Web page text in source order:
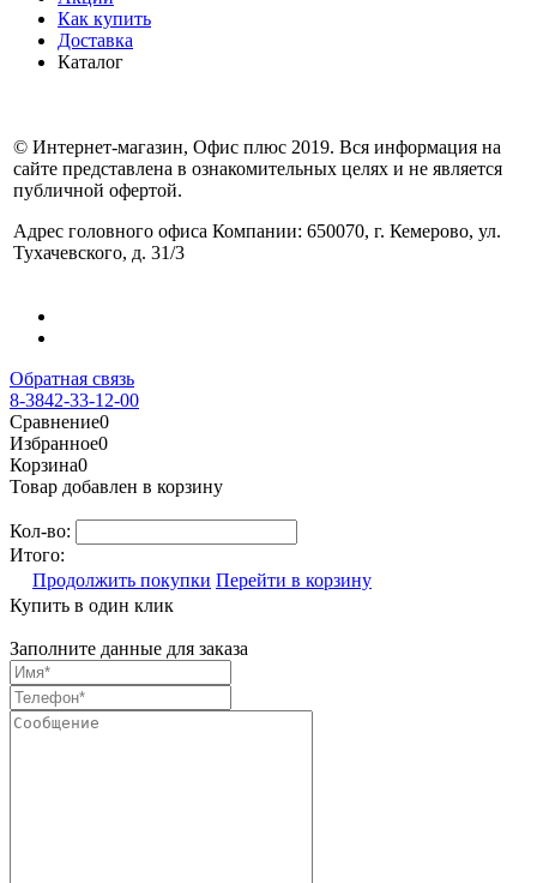
Как купить
Доставка
Каталог
© Интернет-магазин, Офис плюс 2019. Вся информация на
сайте представлена в ознакомительных целях и не является
публичной офертой.
Адрес головного офиса Компании: 650070, г. Кемерово, ул.
Тухачевского, д. 31/3
Обратная связь
8-3842-33-12-00
Сравнение0
Избранное0
Корзина0
Товар добавлен в корзину
Кол-во:
Итого:
Продолжить покупки Перейти в корзину
Купить в один клик
Заполните данные для заказа